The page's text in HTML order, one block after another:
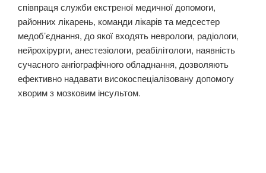
співпраця служби екстреної медичної допомоги,
районних лікарень, команди лікарів та медсестер
медоб’єднання, до якої входять неврологи, радіологи,
нейрохірурги, анестезіологи, реабілітологи, наявність
сучасного ангіографічного обладнання, дозволяють
ефективно надавати високоспеціалізовану допомогу
хворим з мозковим інсультом.